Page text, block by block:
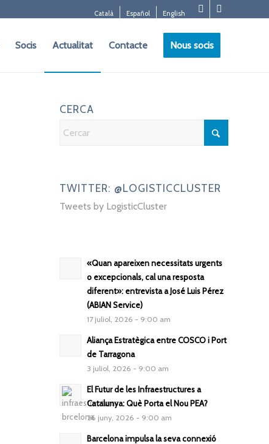
Català Español English
Socis Actualitat Contacte Nous socis
CERCA
TWITTER: @LOGISTICCLUSTER
Tweets by LogisticCluster
«Quan apareixen necessitats urgents
o excepcionals, cal una resposta
diferent»: entrevista a José Luis Pérez
(ABIAN Service)
17 juliol, 2026 - 9:00 am
Aliança Estratègica entre COSCO i Port
de Tarragona
3 juliol, 2026 - 9:00 am
El Futur de les Infraestructures a
Catalunya: Què Porta el Nou PEA?
26 juny, 2026 - 9:00 am
Barcelona impulsa la seva connexió